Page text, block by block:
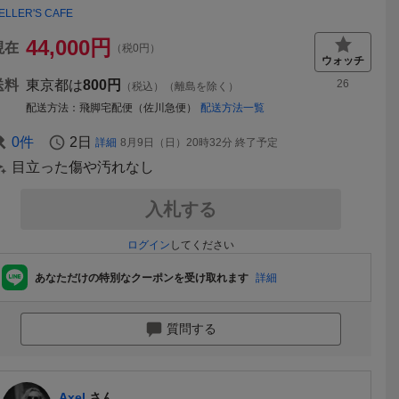
CAFE
在 44,000円 （税0円）
料 東京都は800円
（税込）（離島を除く）
配送方法
飛脚宅配便（佐川急便） 配送方法一覧
26
0件 2日 詳細 8月9日（日）20時32分 終了予定
目立った傷や汚れなし
入札する
ログイン してください
あなただけの特別なクーポンを受け取れます 詳細
質問する